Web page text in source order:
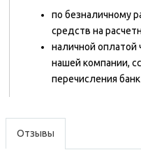
по безналичному
средств на
наличной оплатой
нашей компании,
перечисления
Отзывы